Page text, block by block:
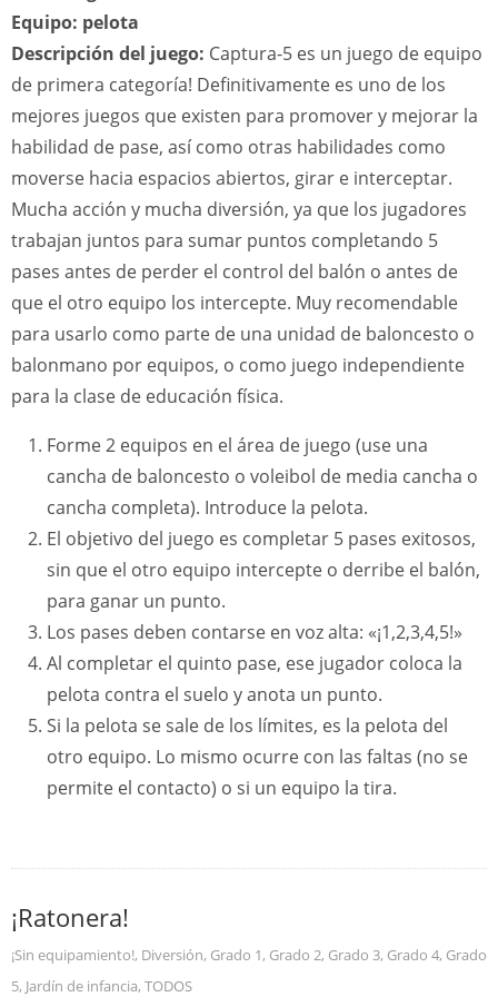
Equipo: pelota
Descripción del juego: Captura-5 es un juego de equipo
de primera categoría! Definitivamente es uno de los
mejores juegos que existen para promover y mejorar la
habilidad de pase, así como otras habilidades como
moverse hacia espacios abiertos, girar e interceptar.
Mucha acción y mucha diversión, ya que los jugadores
trabajan juntos para sumar puntos completando 5
pases antes de perder el control del balón o antes de
que el otro equipo los intercepte. Muy recomendable
para usarlo como parte de una unidad de baloncesto o
balonmano por equipos, o como juego independiente
para la clase de educación física.
Forme 2 equipos en el área de juego (use una
cancha de baloncesto o voleibol de media cancha o
cancha completa). Introduce la pelota.
El objetivo del juego es completar 5 pases exitosos,
sin que el otro equipo intercepte o derribe el balón,
para ganar un punto.
Los pases deben contarse en voz alta: «¡1,2,3,4,5!»
Al completar el quinto pase, ese jugador coloca la
pelota contra el suelo y anota un punto.
Si la pelota se sale de los límites, es la pelota del
otro equipo. Lo mismo ocurre con las faltas (no se
permite el contacto) o si un equipo la tira.
¡Ratonera!
¡Sin equipamiento!, Diversión, Grado 1, Grado 2, Grado 3, Grado 4, Grado
5, Jardín de infancia, TODOS